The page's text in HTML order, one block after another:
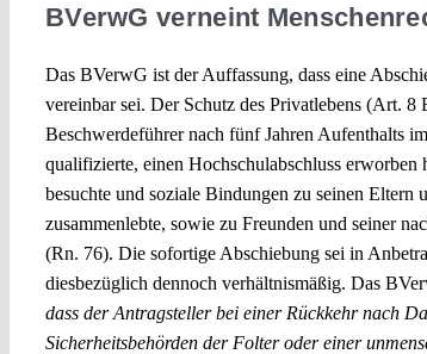
BVerwG verneint
Das BVerwG ist der Auffassung, dass eine
vereinbar sei. Der Schutz des Privatlebens (Art.
Beschwerdeführer nach fünf Jahren Aufenthalts
qualifizierte, einen Hochschulabschluss erworben
besuchte und soziale Bindungen zu seinen Eltern
zusammenlebte, sowie zu Freunden und seiner
(Rn. 76). Die sofortige Abschiebung sei in
diesbezüglich dennoch verhältnismäßig. Das
dass der Antragsteller bei einer Rückkehr nach
Sicherheitsbehörden der Folter oder einer